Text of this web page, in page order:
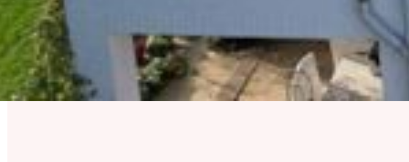
Klanttevredenheid staat centraal in alles wat we
kunnen waarderen!